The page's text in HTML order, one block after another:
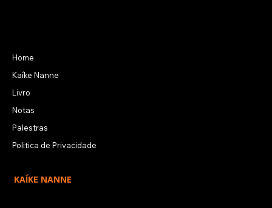
Home
Kaíke Nanne
Livro
Notas
Palestras
Politica de Privacidade
KAÍKE NANNE